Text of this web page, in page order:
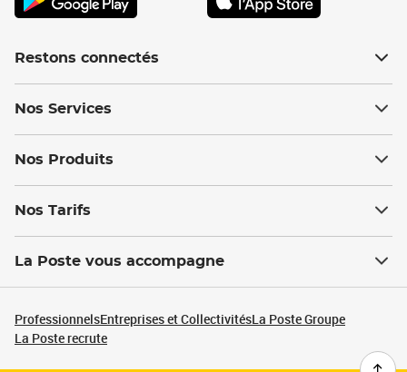
Restons connectés
Nos Services
Nos Produits
Nos Tarifs
La Poste vous accompagne
ProfessionnelsEntreprises et CollectivitésLa Poste Groupe
La Poste recrute